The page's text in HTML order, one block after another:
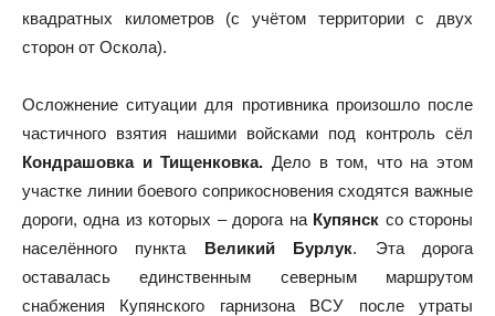
квадратных километров (с учётом территории с двух
сторон от Оскола).
Осложнение ситуации для противника произошло после
частичного взятия нашими войсками под контроль сёл
Кондрашовка и Тищенковка. Дело в том, что на этом
участке линии боевого соприкосновения сходятся важные
дороги, одна из которых – дорога на Купянск со стороны
населённого пункта Великий Бурлук. Эта дорога
оставалась единственным северным маршрутом
снабжения Купянского гарнизона ВСУ после утраты